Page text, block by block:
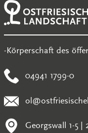
-Körperschaft des
04941 1799-0
Georgswall 1-5 |